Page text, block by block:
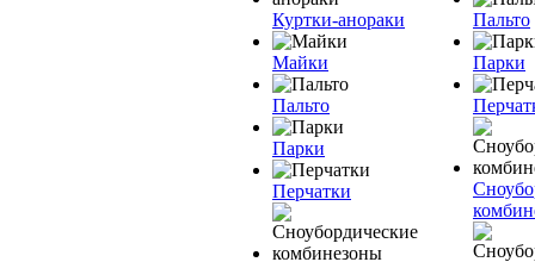
Куртки-анораки
Майки
Пальто
Парки
Перчатки
Пальто
Парки